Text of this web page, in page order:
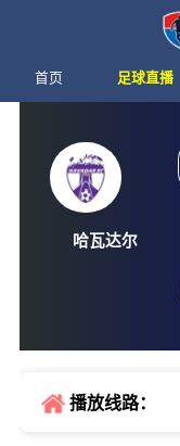
首页 足球直播
播放线路：